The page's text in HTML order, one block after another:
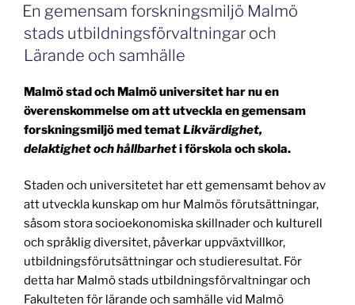
En gemensam forskningsmiljö Malmö
stads utbildningsförvaltningar och
Lärande och samhälle
Malmö stad och Malmö universitet har nu en
överenskommelse om att utveckla en gemensam
forskningsmiljö med tematLikvärdighet,
delaktighet och hållbarheti förskola och skola.
Staden och universitetet har ett gemensamt behov av
att utveckla kunskap om hur Malmös förutsättningar,
såsom stora socioekonomiska skillnader och kulturell
och språklig diversitet, påverkar uppväxtvillkor,
utbildningsförutsättningar och studieresultat. För
detta har Malmö stads utbildningsförvaltningar och
Fakulteten för lärande och samhälle vid Malmö